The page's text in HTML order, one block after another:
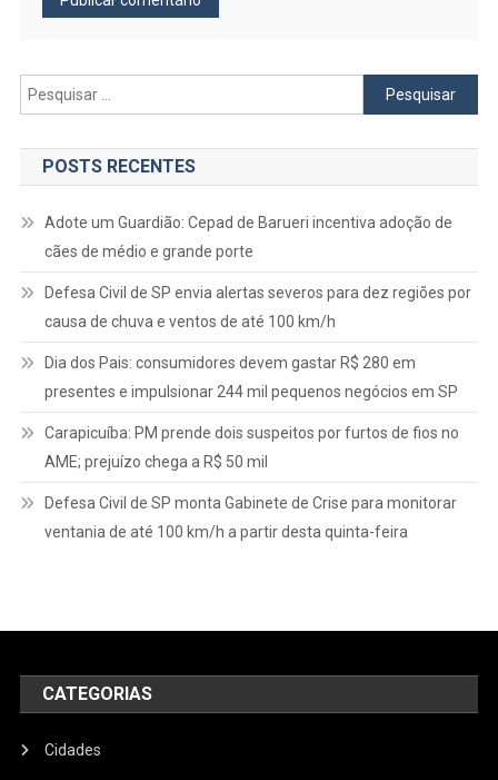
Pesquisar
por:
POSTS RECENTES
Adote um Guardião: Cepad de Barueri incentiva adoção de
cães de médio e grande porte
Defesa Civil de SP envia alertas severos para dez regiões por
causa de chuva e ventos de até 100 km/h
Dia dos Pais: consumidores devem gastar R$ 280 em
presentes e impulsionar 244 mil pequenos negócios em SP
Carapicuíba: PM prende dois suspeitos por furtos de fios no
AME; prejuízo chega a R$ 50 mil
Defesa Civil de SP monta Gabinete de Crise para monitorar
ventania de até 100 km/h a partir desta quinta-feira
CATEGORIAS
Cidades